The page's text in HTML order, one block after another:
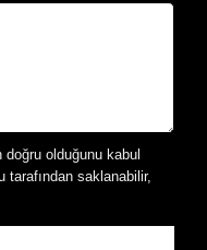
olduğunu kabul
tarafından saklanabilir,